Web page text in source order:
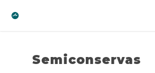
Semiconservas